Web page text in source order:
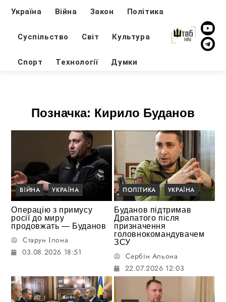
Україна Війна Закон Політика
Суспільство Світ Культура
Спорт Технології Думки
Позначка: Кирило Буданов
ВІЙНА УКРАЇНА
Операцію з примусу
росії до миру
продовжать — Буданов
Старун Ілона
03.08.2026 18:51
ПОЛІТИКА УКРАЇНА
Буданов підтримав
Драпатого після
призначення
головнокомандувачем
ЗСУ
Сербін Альона
22.07.2026 12:03